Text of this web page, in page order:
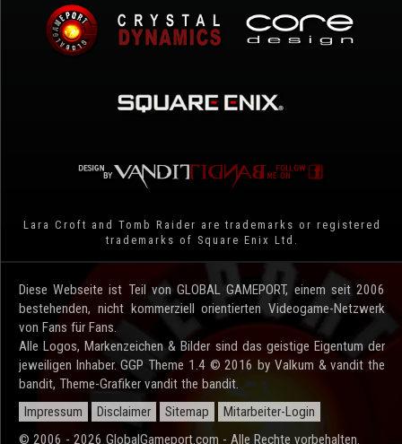
Lara Croft and Tomb Raider are trademarks or registered
trademarks of Square Enix Ltd.
Diese Webseite ist Teil von GLOBAL GAMEPORT, einem seit 2006
bestehenden, nicht kommerziell orientierten Videogame-Netzwerk
von Fans für Fans.
Alle Logos, Markenzeichen & Bilder sind das geistige Eigentum der
jeweiligen Inhaber. GGP Theme 1.4 © 2016 by Valkum & vandit the
bandit, Theme-Grafiker vandit the bandit.
Impressum
Disclaimer Sitemap
Mitarbeiter-Login
© 2006 - 2026 GlobalGameport.com - Alle Rechte vorbehalten.